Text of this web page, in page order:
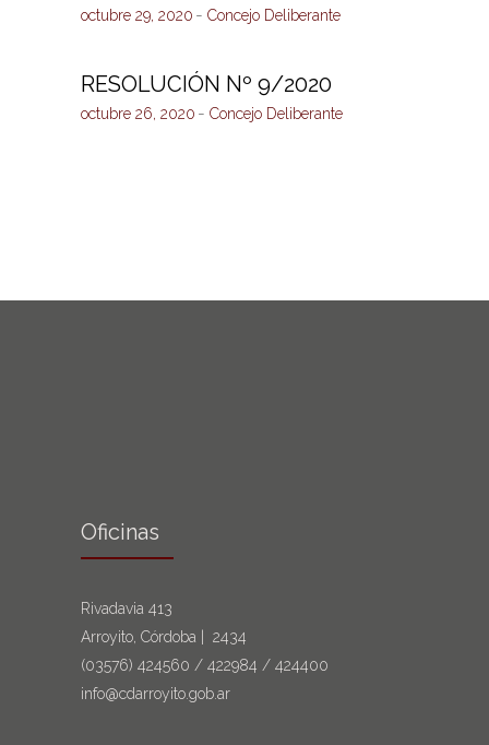
octubre 29, 2020 Concejo Deliberante
RESOLUCIÓN Nº 9/2020
octubre 26, 2020 Concejo Deliberante
Oficinas
Rivadavia 413
Arroyito, Córdoba | 2434
(03576) 424560 / 422984 / 424400
info@cdarroyito.gob.ar